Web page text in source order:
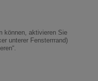
können, aktivieren Sie
unterer Fensterrrand)